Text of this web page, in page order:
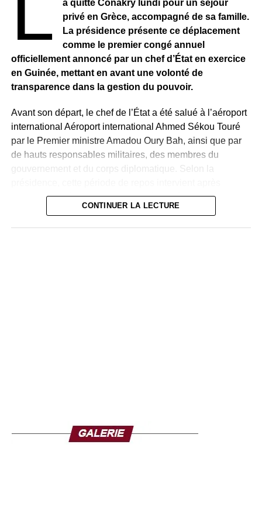
a quitté Conakry lundi pour un séjour
privé en Grèce, accompagné de sa famille.
La présidence présente ce déplacement
comme le premier congé annuel
officiellement annoncé par un chef d’État en exercice
en Guinée, mettant en avant une volonté de
transparence dans la gestion du pouvoir.
Avant son départ, le chef de l’État a été salué à l’aéroport
international Aéroport international Ahmed Sékou Touré
par le Premier ministre Amadou Oury Bah, ainsi que par
de hauts responsables militaires, des membres du
gouvernement et du corps diplomatique. Selon la
plusieurs années d’intense activité à la tête du pays et
précède la poursuite des réformes engagées.
l’armée joue un rôle central dans la vie politique
guinéenne depuis le coup d’État de septembre 2021 en
CONTINUER LA LECTURE